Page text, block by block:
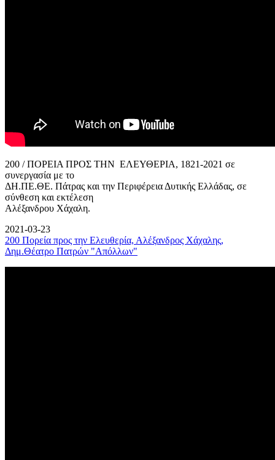
200 / ΠΟΡΕΙΑ ΠΡΟΣ ΤΗΝ ΕΛΕΥΘΕΡΙΑ, 1821-2021 σε
συνεργασία με το
ΔΗ.ΠΕ.ΘΕ. Πάτρας και την Περιφέρεια Δυτικής Ελλάδας, σε
σύνθεση και εκτέλεση
Αλέξανδρου Χάχαλη.
2021-03-23
200 Πορεία προς την Ελευθερία, Αλέξανδρος Χάχαλης,
Δημ.Θέατρο Πατρών "Απόλλων"